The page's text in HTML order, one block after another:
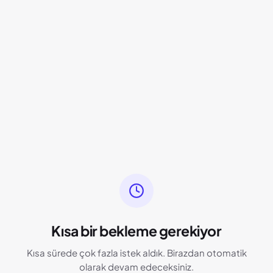
Kısa bir bekleme gerekiyor
Kısa sürede çok fazla istek aldık. Birazdan otomatik
olarak devam edeceksiniz.